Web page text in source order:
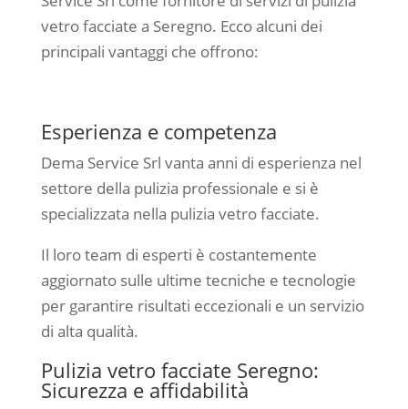
vetro facciate a Seregno. Ecco alcuni dei
principali vantaggi che offrono:
Esperienza e competenza
Dema Service Srl vanta anni di esperienza nel
settore della pulizia professionale e si è
specializzata nella pulizia vetro facciate.
Il loro team di esperti è costantemente
aggiornato sulle ultime tecniche e tecnologie
per garantire risultati eccezionali e un servizio
di alta qualità.
Pulizia vetro facciate Seregno:
Sicurezza e affidabilità